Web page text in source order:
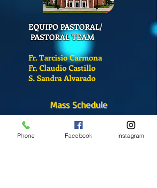
EQUIPO PASTORAL/
PASTORAL TEAM
Fr. Tarcisio Carmona
Fr. Claudio Castillo
S. Sandra Alvarado
Mass Schedule
Monday-Friday
12:00 pm(Chapel)
Phone Facebook Instagram